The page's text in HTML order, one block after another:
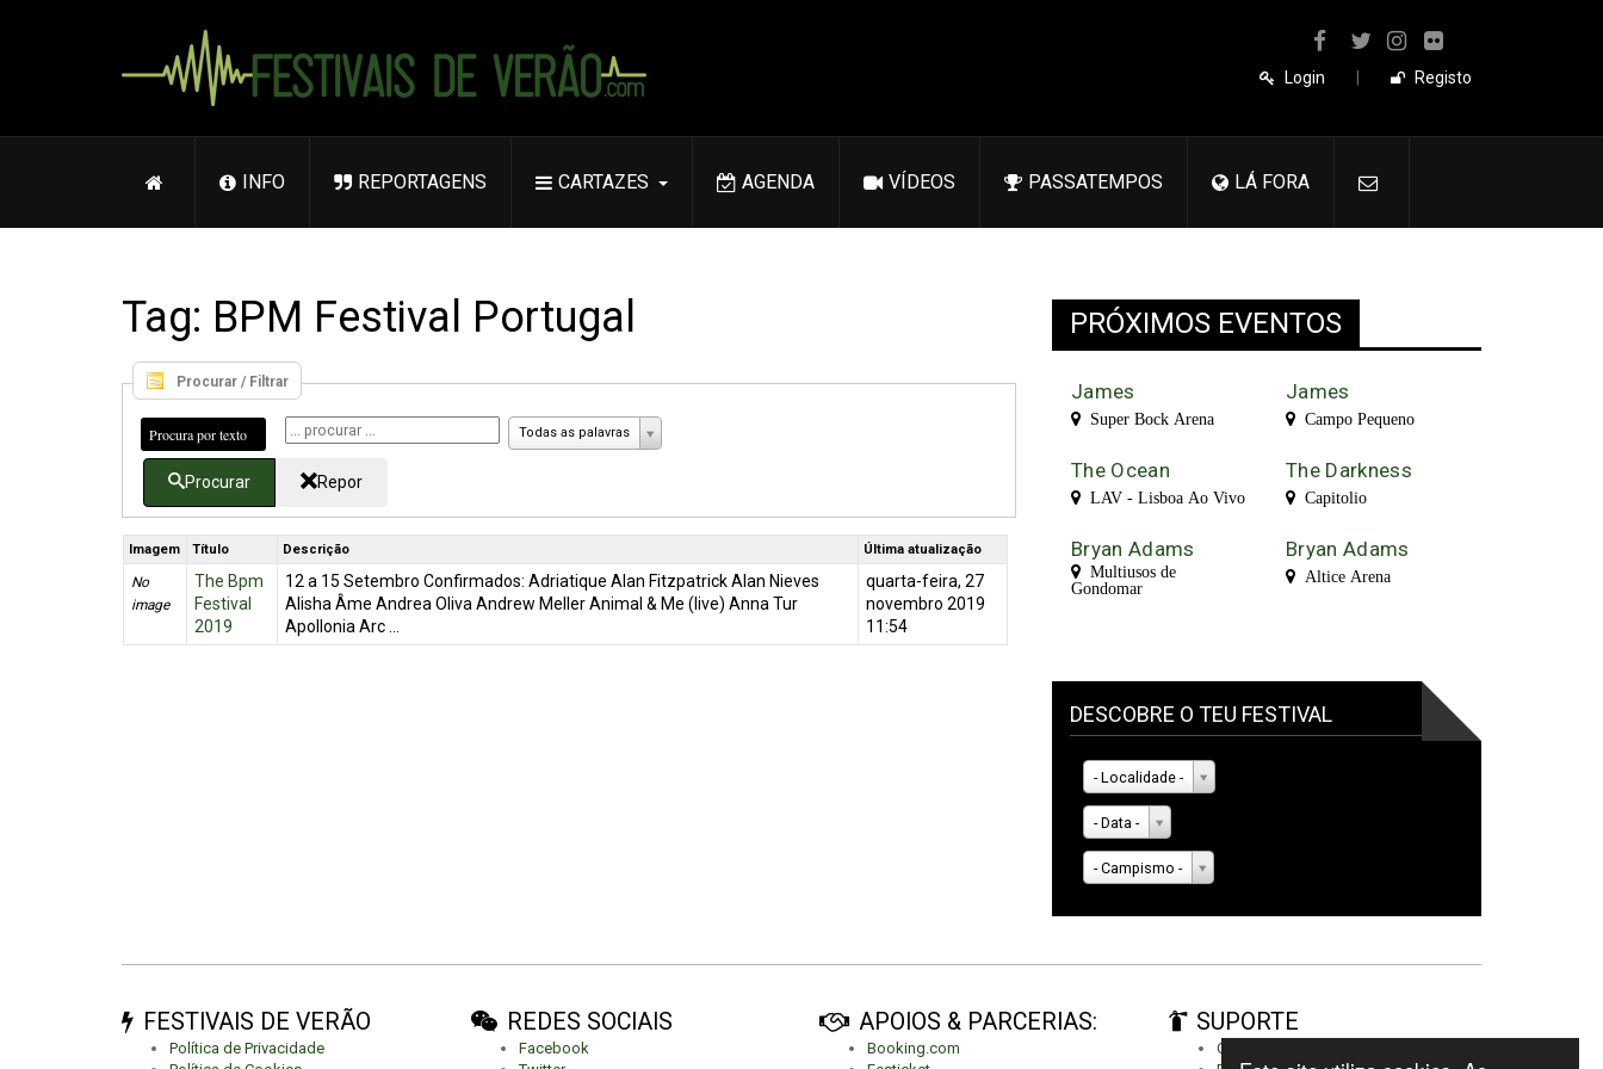
Login Registo
INFO REPORTAGENS CARTAZES AGENDA VÍDEOS PASSATEMPOS LÁ FORA
Tag: BPM Festival Portugal
Procurar / Filtrar
Procura por texto Todas as palavras
Procurar Repor
Imagem Título Descrição Última atualização
No
image
The Bpm
Festival
2019
12 a 15 Setembro Confirmados: Adriatique Alan Fitzpatrick Alan Nieves
Alisha Âme Andrea Oliva Andrew Meller Animal & Me (live) Anna Tur
Apollonia Arc ...
quarta-feira, 27
novembro 2019
11:54
PRÓXIMOS EVENTOS
James
Super Bock Arena
James
Campo Pequeno
The Ocean
LAV - Lisboa Ao Vivo
The Darkness
Capitolio
Bryan Adams
Multiusos de
Gondomar
Bryan Adams
Altice Arena
DESCOBRE O TEU FESTIVAL
- Localidade -
- Data -
- Campismo -
FESTIVAIS DE VERÃO
Política de Privacidade
REDES SOCIAIS
Facebook
APOIOS & PARCERIAS:
Booking.com
SUPORTE
Criar conta